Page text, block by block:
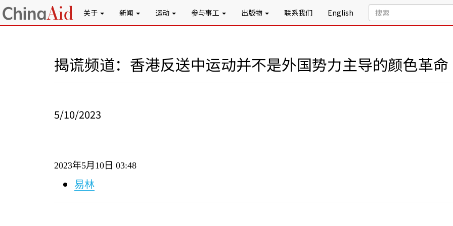
关于 新闻 运动 参与事工 出版物 联系我们 English
揭谎频道：香港反送中运动并不是外国势力主导的颜色革命
5/10/2023
2023年5月 10 日 03:48
易林